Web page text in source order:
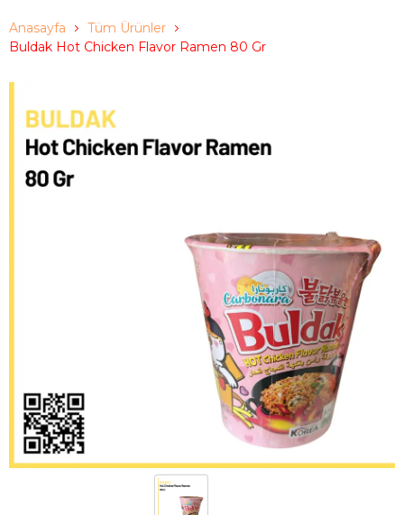
Anasayfa
Tüm Ürünler
Buldak Hot Chicken Flavor Ramen 80 Gr